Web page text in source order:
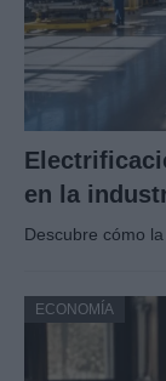
en la
Descubre cómo
ECONOMÍA